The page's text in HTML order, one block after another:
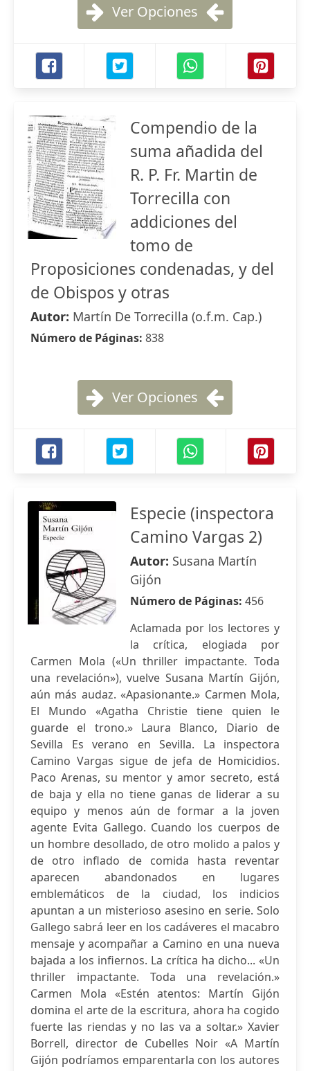
Ver Opciones
Compendio de la
suma añadida del
R. P. Fr. Martin de
Torrecilla con
addiciones del
tomo de
Proposiciones condenadas, y del
de Obispos y otras
Autor: Martín De Torrecilla (o.f.m. Cap.)
Número de Páginas: 838
Ver Opciones
Especie (inspectora
Camino Vargas 2)
Autor: Susana Martín
Gijón
Número de Páginas: 456
Aclamada por los lectores y
la crítica, elogiada por
Carmen Mola («Un thriller impactante. Toda
una revelación»), vuelve Susana Martín Gijón,
aún más audaz. «Apasionante.» Carmen Mola,
El Mundo «Agatha Christie tiene quien le
guarde el trono.» Laura Blanco, Diario de
Sevilla Es verano en Sevilla. La inspectora
Camino Vargas sigue de jefa de Homicidios.
Paco Arenas, su mentor y amor secreto, está
de baja y ella no tiene ganas de liderar a su
equipo y menos aún de formar a la joven
agente Evita Gallego. Cuando los cuerpos de
un hombre desollado, de otro molido a palos y
de otro inflado de comida hasta reventar
aparecen abandonados en lugares
emblemáticos de la ciudad, los indicios
apuntan a un misterioso asesino en serie. Solo
Gallego sabrá leer en los cadáveres el macabro
mensaje y acompañar a Camino en una nueva
bajada a los infiernos. La crítica ha dicho... «Un
thriller impactante. Toda una revelación.»
Carmen Mola «Estén atentos: Martín Gijón
domina el arte de la escritura, ahora ha cogido
fuerte las riendas y no las va a soltar.» Xavier
Borrell, director de Cubelles Noir «A Martín
Gijón podríamos emparentarla con los autores